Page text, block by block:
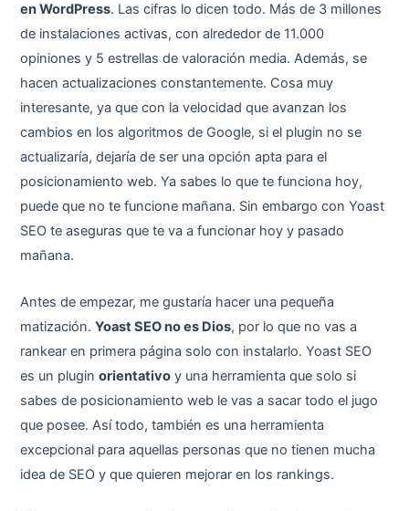
en WordPress. Las cifras lo dicen todo. Más de 3 millones
de instalaciones activas, con alrededor de 11.000
opiniones y 5 estrellas de valoración media. Además, se
hacen actualizaciones constantemente. Cosa muy
interesante, ya que con la velocidad que avanzan los
cambios en los algoritmos de Google, si el plugin no se
actualizaría, dejaría de ser una opción apta para el
posicionamiento web. Ya sabes lo que te funciona hoy,
puede que no te funcione mañana. Sin embargo con Yoast
SEO te aseguras que te va a funcionar hoy y pasado
mañana.
Antes de empezar, me gustaría hacer una pequeña
matización.Yoast SEO no es Dios, por lo que no vas a
rankear en primera página solo con instalarlo. Yoast SEO
es un pluginorientativo y una herramienta que solo si
sabes de posicionamiento web le vas a sacar todo el jugo
que posee. Así todo, también es una herramienta
excepcional para aquellas personas que no tienen mucha
idea de SEO y que quieren mejorar en los rankings.